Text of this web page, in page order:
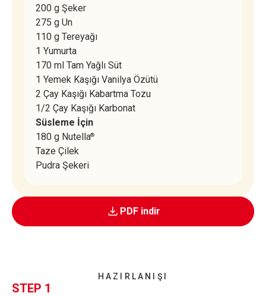
200 g Şeker
275 g Un
110 g Tereyağı
1 Yumurta
170 ml Tam Yağlı Süt
1 Yemek Kaşığı Vanilya Özütü
2 Çay Kaşığı Kabartma Tozu
1/2 Çay Kaşığı Karbonat
Süsleme İçin
180 g Nutella®
Taze Çilek
Pudra Şekeri
PDF indir
HAZIRLANIŞI
STEP 1